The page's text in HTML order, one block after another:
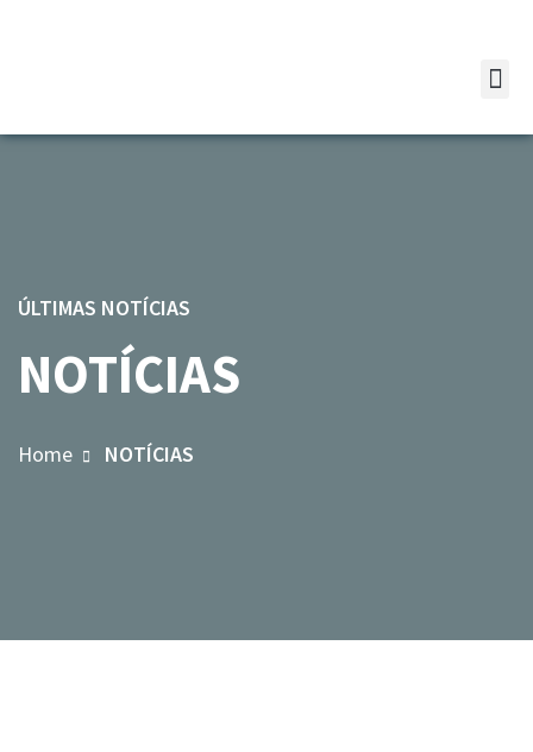
ÚLTIMAS NOTÍCIAS
NOTÍCIAS
Home NOTÍCIAS